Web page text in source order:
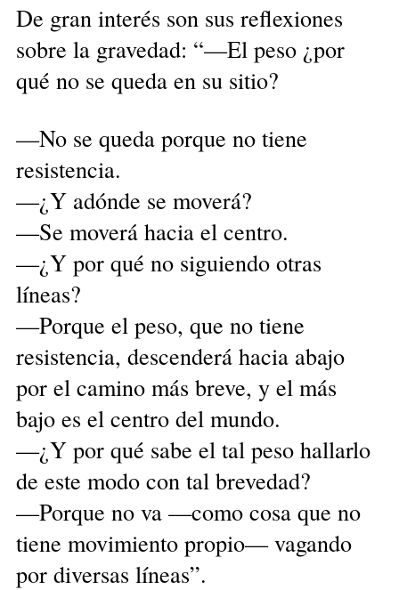
De gran interés son sus reflexiones
sobre la gravedad: “—El peso ¿por
qué no se queda en su sitio?
—No se queda porque no tiene
resistencia.
—¿Y adónde se moverá?
—Se moverá hacia el centro.
—¿Y por qué no siguiendo otras
líneas?
—Porque el peso, que no tiene
resistencia, descenderá hacia abajo
por el camino más breve, y el más
bajo es el centro del mundo.
—¿Y por qué sabe el tal peso hallarlo
de este modo con tal brevedad?
—Porque no va —como cosa que no
tiene movimiento propio— vagando
por diversas líneas”.